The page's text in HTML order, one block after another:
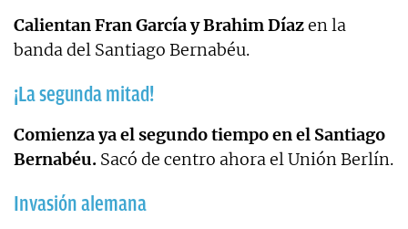
Calientan Fran García y Brahim Díazen la
banda del Santiago Bernabéu.
¡La segunda mitad!
Comienza ya el segundo tiempo en el Santiago
Bernabéu. Sacó de centro ahora el Unión Berlín.
Invasión alemana